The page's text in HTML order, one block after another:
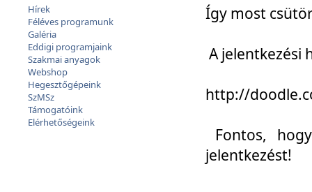
Hírek
Féléves programunk
Galéria
Eddigi programjaink
Szakmai anyagok
Webshop
Hegesztőgépeink
SzMSz
Támogatóink
Elérhetőségeink
Így most
A jelentkezési
http://
Fontos,
jelentkezést!